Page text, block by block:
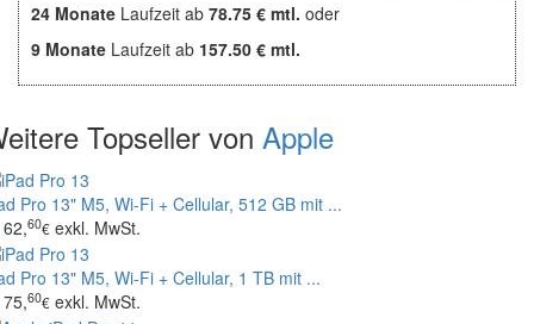
24 Monate Laufzeit ab 78.75 € mtl. oder
9 Monate Laufzeit ab 157.50 € mtl.
Topseller von Apple
Pro 13" M5, Wi‑Fi + Cellular, 512 GB mit ...
62,60€ exkl. MwSt.
Pro 13" M5, Wi‑Fi + Cellular, 1 TB mit ...
75,60€ exkl. MwSt.